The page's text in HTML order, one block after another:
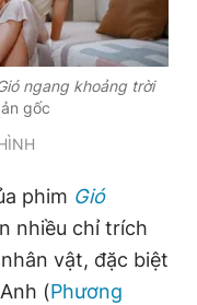
hệ quảng cáo
ngang khoảng trời
gốc
phim Gió
nhiều chỉ trích
vật, đặc biệt
(Phương